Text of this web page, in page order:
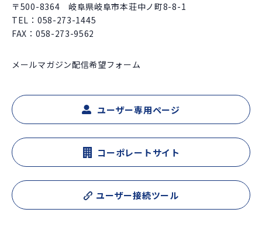
〒500-8364 岐阜県岐阜市本荘中ノ町8-8-1
TEL： 058-273-1445
FAX：058-273-9562
メールマガジン配信希望フォーム
ユーザー専用ページ
コーポレートサイト
ユーザー接続ツール